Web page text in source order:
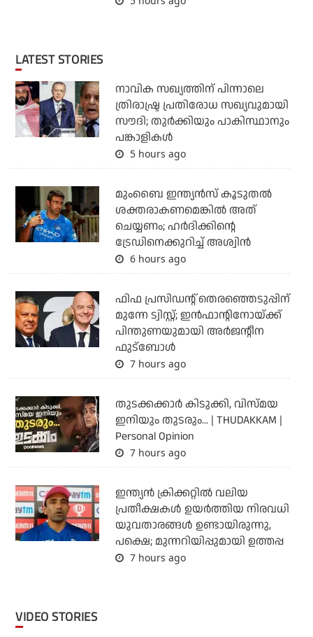
LATEST STORIES
നാവിക സഖ്യത്തിന് പിന്നാലെ
ത്രിരാഷ്ട്ര പ്രതിരോധ സഖ്യവുമായി
സൗദി; തുര്‍ക്കിയും പാകിസ്ഥാനും
പങ്കാളികള്‍
5 hours ago
മുംബൈ ഇന്ത്യന്‍സ് കൂടുതല്‍
ശക്തരാകണമെങ്കില്‍ അത്
ചെയ്യണം; ഹര്‍ദിക്കിന്റെ
ട്രേഡിനെക്കുറിച്ച് അശ്വിന്‍
6 hours ago
ഫിഫ പ്രസിഡന്റ് തെരഞ്ഞെടുപ്പിന്
മുന്നേ ട്വിസ്റ്റ്; ഇന്‍ഫാന്റിനോയ്ക്ക്
പിന്തുണയുമായി അര്‍ജന്റീന
ഫുട്‌ബോള്‍
7 hours ago
തുടക്കക്കാര്‍ കിടുക്കി, വിസ്മയ
ഇനിയും തുടരും... | THUDAKKAM |
Personal Opinion
7 hours ago
ഇന്ത്യന്‍ ക്രിക്കറ്റില്‍ വലിയ
പ്രതീക്ഷകള്‍ ഉയര്‍ത്തിയ നിരവധി
യുവതാരങ്ങള്‍ ഉണ്ടായിരുന്നു,
പക്ഷെ; മുന്നറിയിപ്പുമായി ഉത്തപ്പ
7 hours ago
VIDEO STORIES